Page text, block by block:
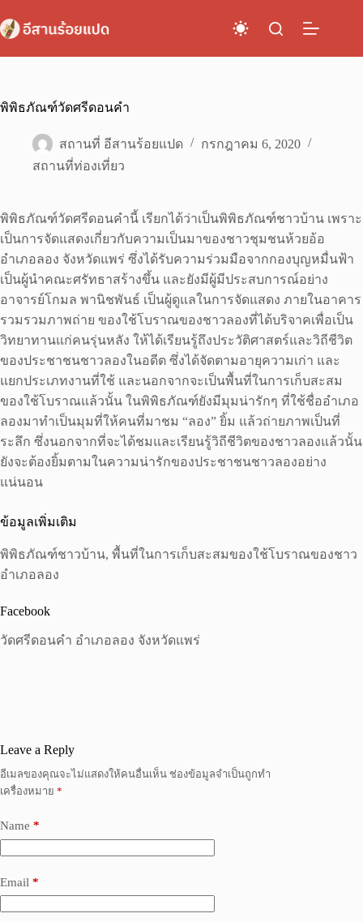
to
content
พิพิธภัณฑ์วัดศรีดอนคำ
สถานที่ อีสานร้อยแปด
กรกฎาคม 6, 2020
สถานที่ท่องเที่ยว
พิพิธภัณฑ์วัดศรีดอนคำนี้ เรียกได้ว่าเป็นพิพิธภัณฑ์ชาวบ้าน เพราะ
เป็นการจัดแสดงเกี่ยวกับความเป็นมาของชาวชุมชนห้วยอ้อ
อำเภอลอง จังหวัดแพร่ ซึ่งได้รับความร่วมมือจากกองบุญหมื่นฟ้า
เป็นผู้นำคณะศรัทธาสร้างขึ้น และยังมีผู้มีประสบการณ์อย่าง
อาจารย์โกมล พานิชพันธ์ เป็นผู้ดูแลในการจัดแสดง ภายในอาคาร
รวมรวมภาพถ่าย ของใช้โบราณของชาวลองที่ได้บริจาคเพื่อเป็น
วิทยาทานแก่คนรุ่นหลัง ให้ได้เรียนรู้ถึงประวัติศาสตร์และวิถีชีวิต
ของประชาชนชาวลองในอดีต ซึ่งได้จัดตามอายุความเก่า และ
แยกประเภทงานที่ใช้ และนอกจากจะเป็นพื้นที่ในการเก็บสะสม
ของใช้โบราณแล้วนั้น ในพิพิธภัณฑ์ยังมีมุมน่ารักๆ ที่ใช้ชื่ออำเภอ
ลองมาทำเป็นมุมที่ให้คนที่มาชม “ลอง” ยิ้ม แล้วถ่ายภาพเป็นที่
ระลึก ซึ่งนอกจากที่จะได้ชมและเรียนรู้วิถีชีวิตของชาวลองแล้วนั้น
ยังจะต้องยิ้มตามในความน่ารักของประชาชนชาวลองอย่าง
แน่นอน
ข้อมูลเพิ่มเติม
พิพิธภัณฑ์ชาวบ้าน, พื้นที่ในการเก็บสะสมของใช้โบราณของชาว
อำเภอลอง
Facebook
วัดศรีดอนคำ อำเภอลอง จังหวัดแพร่
Leave a Reply
อีเมลของคุณจะไม่แสดงให้คนอื่นเห็น ช่องข้อมูลจำเป็นถูกทำ
เครื่องหมาย *
Name *
Email *